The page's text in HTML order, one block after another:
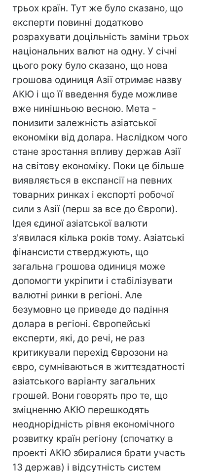
трьох країн. Тут же було сказано, що
експерти повинні додатково
розрахувати доцільність заміни трьох
національних валют на одну. У січні
цього року було сказано, що нова
грошова одиниця Азії отримає назву
АКЮ і що її введення буде можливе
вже нинішньою весною. Мета -
понизити залежність азіатської
економіки від долара. Наслідком чого
стане зростання впливу держав Азії
на світову економіку. Поки це більше
виявляється в експансії на певних
товарних ринках і експорті робочої
сили з Азії (перш за все до Європи).
Ідея єдиної азіатської валюти
з'явилася кілька років тому. Азіатські
фінансисти стверджують, що
загальна грошова одиниця може
допомогти укріпити і стабілізувати
валютні ринки в регіоні. Але
безумовно це приведе до падіння
долара в регіоні. Європейські
експерти, які, до речі, не раз
критикували перехід Єврозони на
євро, сумніваються в життєздатності
азіатського варіанту загальних
грошей. Вони говорять про те, що
зміцненню АКЮ перешкодять
неоднорідність рівня економічного
розвитку країн регіону (спочатку в
проекті АКЮ збиралися брати участь
13 держав) і відсутність систем